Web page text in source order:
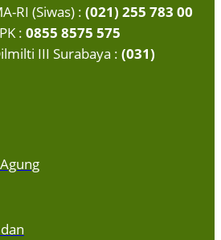
RI (Siwas) : (021) 255 783 00
: 0855 8575 575
III Surabaya : (031)